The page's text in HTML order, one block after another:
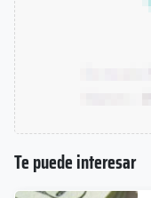
Te puede interesar